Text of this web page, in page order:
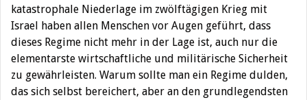
katastrophale Niederlage im zwölftägigen Krieg mit
Israel haben allen Menschen vor Augen geführt, dass
dieses Regime nicht mehr in der Lage ist, auch nur die
elementarste wirtschaftliche und militärische Sicherheit
zu gewährleisten. Warum sollte man ein Regime dulden,
das sich selbst bereichert, aber an den grundlegendsten